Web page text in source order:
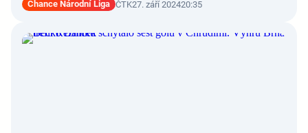
Chance Národní Liga ČTK27. září 202420:35